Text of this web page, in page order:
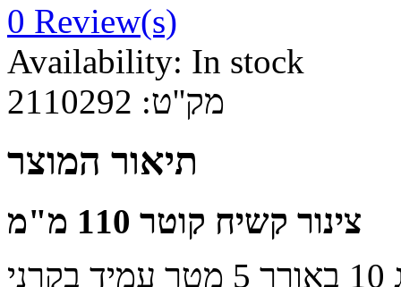
0 Review(s)
Availability: In stock
מק''ט: 2110292
תיאור המוצר
צינור קשיח קוטר 110 מ"מ